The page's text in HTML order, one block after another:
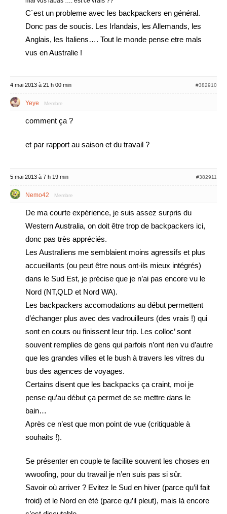
C`est un probleme avec les backpackers en général.
Donc pas de soucis. Les Irlandais, les Allemands, les
Anglais, les Italiens…. Tout le monde pense etre mals
vus en Australie !
4 mai 2013 à 21 h 00 min #382910
Yeye Membre
comment ça ?
et par rapport au saison et du travail ?
5 mai 2013 à 7 h 19 min #382911
Nemo42 Membre
De ma courte expérience, je suis assez surpris du
Western Australia, on doit être trop de backpackers ici,
donc pas très appréciés.
Les Australiens me semblaient moins agressifs et plus
accueillants (ou peut être nous ont-ils mieux intégrés)
dans le Sud Est, je précise que je n’ai pas encore vu le
Nord (NT,QLD et Nord WA).
Les backpackers accomodations au début permettent
d’échanger plus avec des vadrouilleurs (des vrais !) qui
sont en cours ou finissent leur trip. Les colloc’ sont
souvent remplies de gens qui parfois n’ont rien vu d’autre
que les grandes villes et le bush à travers les vitres du
bus des agences de voyages.
Certains disent que les backpacks ça craint, moi je
pense qu’au début ça permet de se mettre dans le
bain…
Après ce n’est que mon point de vue (critiquable à
souhaits !).
Se présenter en couple te facilite souvent les choses en
wwoofing, pour du travail je n’en suis pas si sûr.
Savoir où arriver ? Evitez le Sud en hiver (parce qu’il fait
froid) et le Nord en été (parce qu’il pleut), mais là encore